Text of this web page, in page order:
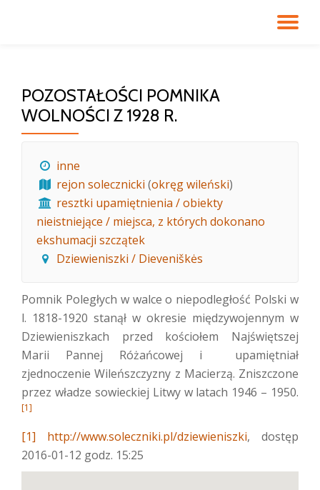
POZOSTAŁOŚCI POMNIKA
WOLNOŚCI Z 1928 R.
inne
rejon solecznicki (okręg wileński)
resztki upamiętnienia / obiekty
nieistniejące / miejsca, z których dokonano
ekshumacji szczątek
Dziewieniszki / Dieveniškės
Pomnik Poległych w walce o niepodległość Polski w
l. 1818-1920 stanął w okresie międzywojennym w
Dziewieniszkach przed kościołem Najświętszej
Marii Pannej Różańcowej i upamiętniał
zjednoczenie Wileńszczyzny z Macierzą. Zniszczone
przez władze sowieckiej Litwy w latach 1946 – 1950.
[1]
[1] http://www.soleczniki.pl/dziewieniszki, dostęp
2016-01-12 godz. 15:25